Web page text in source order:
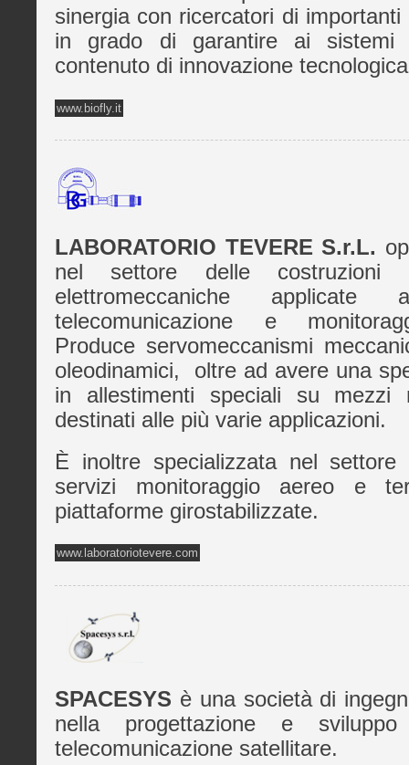
sinergia con ricercatori di
in grado di garantire ai sistemi
contenuto di innovazione
www.biofly.it
LABORATORIO TEVERE S.r.L.
nel settore delle costruzioni
elettromeccaniche
telecomunicazione e
Produce servomeccanismi
oleodinamici, oltre ad avere una
in allestimenti speciali su mezzi
destinati alle più varie applicazioni.
È inoltre specializzata nel
servizi monitoraggio aereo e
piattaforme girostabilizzate.
www.laboratoriotevere.com
SPACESYS è una società di
nella progettazione e
telecomunicazione satellitare.